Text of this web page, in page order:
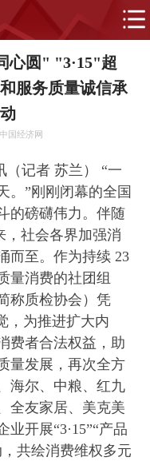
心圆" "3·15"超
服务质量诚信承
国经济网
记者 苏兰） “一
。”刚刚闭幕的全国
的磅礴伟力。伴随
，社会各界加强消
而至。作为持续 23
量消费的社团组
称质检协会）凭
，为推进扩大内
费者合法权益，助
量发展，再次全方
海尔、中粮、红九
全友家居、美克美
开展“3·15”“产品
共绘消费维权多元